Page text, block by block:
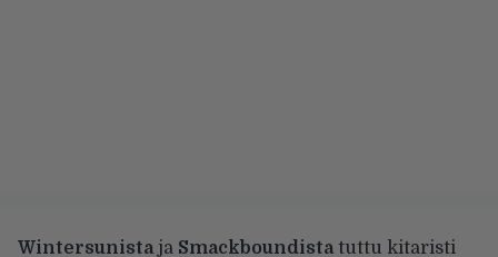
Wintersunistaja Smackboundistatuttu kitaristi